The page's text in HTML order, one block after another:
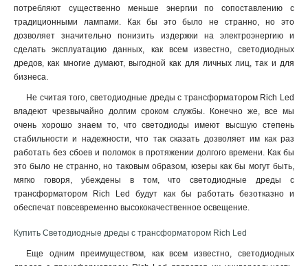
потребляют существенно меньше энергии по сопоставлению с
традиционными лампами. Как бы это было не странно, но это
дозволяет значительно понизить издержки на электроэнергию и
сделать эксплуатацию данных, как всем известно, светодиодных
дредов, как многие думают, выгодной как для личных лиц, так и для
бизнеса.
Не считая того, светодиодные дреды с трансформатором Rich Led
владеют чрезвычайно долгим сроком службы. Конечно же, все мы
очень хорошо знаем то, что светодиоды имеют высшую степень
стабильности и надежности, что так сказать дозволяет им как раз
работать без сбоев и поломок в протяжении долгого времени. Как бы
это было не странно, но таковым образом, юзеры как бы могут быть,
мягко говоря, убеждены в том, что светодиодные дреды с
трансформатором Rich Led будут как бы работать безотказно и
обеспечат повсевременно высококачественное освещение.
Купить Светодиодные дреды с трансформатором Rich Led
Еще одним преимуществом, как всем известно, светодиодных